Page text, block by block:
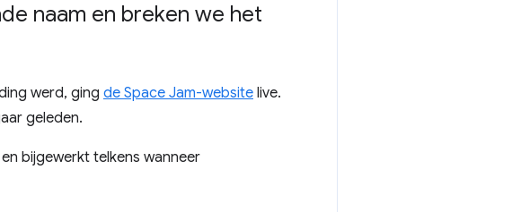
naam en breken we het
werd, ging de Space Jam-website live.
geleden.
bijgewerkt telkens wanneer